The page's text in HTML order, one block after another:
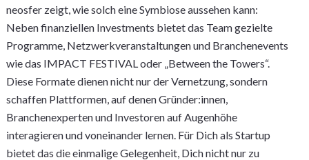
neosfer zeigt, wie solch eine Symbiose aussehen kann:
Neben finanziellen Investments bietet das Team gezielte
Programme, Netzwerkveranstaltungen und Branchenevents
wie das IMPACT FESTIVAL oder „Between the Towers“.
Diese Formate dienen nicht nur der Vernetzung, sondern
schaffen Plattformen, auf denen Gründer:innen,
Branchenexperten und Investoren auf Augenhöhe
interagieren und voneinander lernen. Für Dich als Startup
bietet das die einmalige Gelegenheit, Dich nicht nur zu